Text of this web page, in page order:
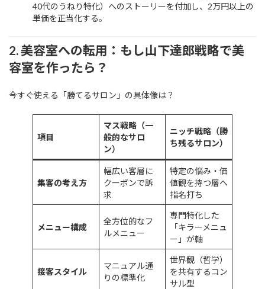
40代のうねり特化）へのストーリーを付加し、2万円以上の
単価を正当化する。
2. 美容室への転用：もし山下達郎戦略で美
容室を作ったら？
今すぐ使える「勝てるサロン」の具体像は？
項目
マス戦略（一
般的なサロ
ン）
ニッチ戦略（勝
ち残るサロン）
集客の考え方
幅広い客層に
クーポンで訴
求
特定の悩み・価
値観を持つ層へ
指名打ち
メニュー構成
全方位的なフ
ルメニュー
専門特化した
「キラーメニュ
ー」が軸
接客スタイル
マニュアル通
りの標準化
世界観（哲学）
を共有するコン
サル型